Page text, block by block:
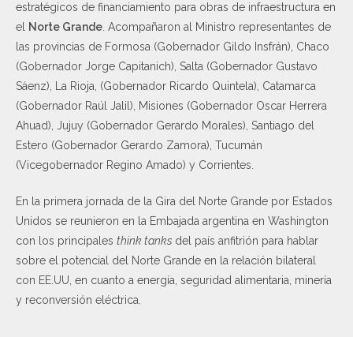
estratégicos de financiamiento para obras de infraestructura en
el Norte Grande. Acompañaron al Ministro representantes de
las provincias de Formosa (Gobernador Gildo Insfrán), Chaco
(Gobernador Jorge Capitanich), Salta (Gobernador Gustavo
Sáenz), La Rioja, (Gobernador Ricardo Quintela), Catamarca
(Gobernador Raúl Jalil), Misiones (Gobernador Oscar Herrera
Ahuad), Jujuy (Gobernador Gerardo Morales), Santiago del
Estero (Gobernador Gerardo Zamora), Tucumán
(Vicegobernador Regino Amado) y Corrientes.
En la primera jornada de la Gira del Norte Grande por Estados
Unidos se reunieron en la Embajada argentina en Washington
con los principales think tanks del país anfitrión para hablar
sobre el potencial del Norte Grande en la relación bilateral
con EE.UU, en cuanto a energía, seguridad alimentaria, minería
y reconversión eléctrica.